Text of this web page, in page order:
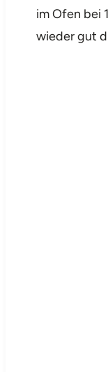
im Ofen bei
wieder gut